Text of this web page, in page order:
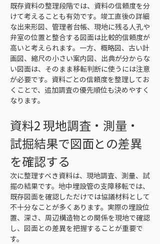
既存資料の整理段階では、資料の信頼度を分
けて考えることも有効です。竣工直後の詳細
な出来形図、管理者台帳、現地に残る人孔や
弁室の位置と整合する図面は比較的信頼度が
高いと考えられます。一方、概略図、古い計
画図、縮尺の小さい案内図、出典が分からな
い図面は、そのまま移転判断に使うには注意
が必要です。資料ごとの信頼度を整理してお
くことで、追加調査の優先順位も決めやすく
なります。
資料2 現地調査・測量・
試掘結果で図面との差異
を確認する
次に整理すべき資料は、現地調査、測量、試
掘の結果です。地中埋設管の支障移転では、
既存図面を確認しただけでは協議材料として
不十分なことが多くあります。実際の埋設位
置、深さ、周辺構造物との関係を現地で確認
し、図面との差異を把握することが重要で
す。